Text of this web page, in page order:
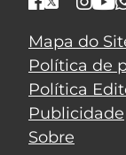
Mapa do
Política de
Política
Publicidade
Sobre